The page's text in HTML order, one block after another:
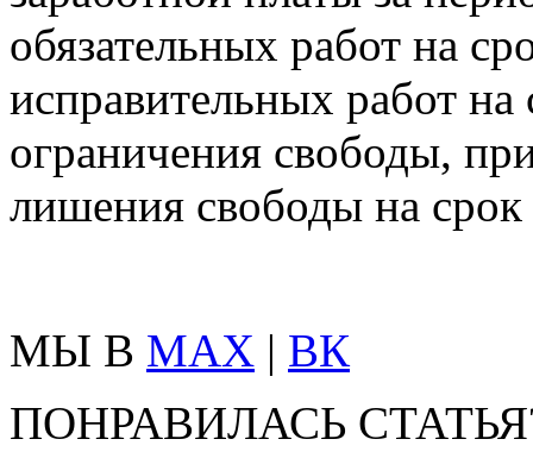
обязательных работ на
исправительных работ на
ограничения свободы,
лишения свободы на срок
МЫ В MAX | ВК
ПОНРАВИЛАСЬ